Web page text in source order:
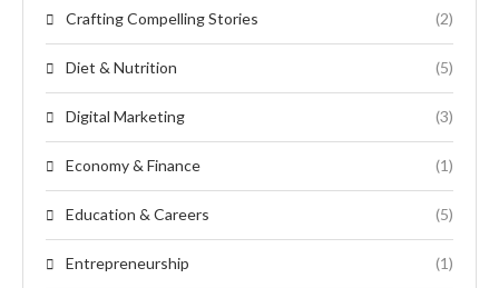
Crafting Compelling Stories (2)
Diet & Nutrition (5)
Digital Marketing (3)
Economy & Finance (1)
Education & Careers (5)
Entrepreneurship (1)